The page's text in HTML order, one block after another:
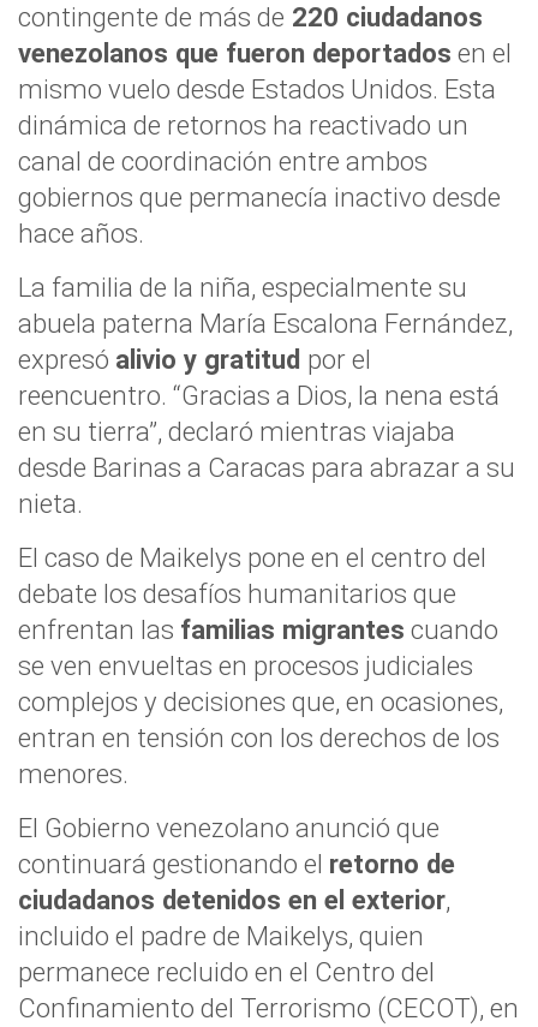
contingente de más de 220 ciudadanos
venezolanos que fueron deportados en el
mismo vuelo desde Estados Unidos. Esta
dinámica de retornos ha reactivado un
canal de coordinación entre ambos
gobiernos que permanecía inactivo desde
hace años.
La familia de la niña, especialmente su
abuela paterna María Escalona Fernández,
expresó alivio y gratitud por el
reencuentro. “Gracias a Dios, la nena está
en su tierra”, declaró mientras viajaba
desde Barinas a Caracas para abrazar a su
nieta.
El caso de Maikelys pone en el centro del
debate los desafíos humanitarios que
enfrentan las familias migrantes cuando
se ven envueltas en procesos judiciales
complejos y decisiones que, en ocasiones,
entran en tensión con los derechos de los
menores.
El Gobierno venezolano anunció que
continuará gestionando el retorno de
ciudadanos detenidos en el exterior,
incluido el padre de Maikelys, quien
permanece recluido en el Centro del
Confinamiento del Terrorismo (CECOT), en